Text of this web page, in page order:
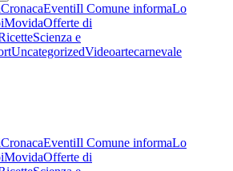
CronacaEventiIl Comune informaLo
MovidaOfferte di
Scienza e
UncategorizedVideoartecarnevale
CronacaEventiIl Comune informaLo
MovidaOfferte di